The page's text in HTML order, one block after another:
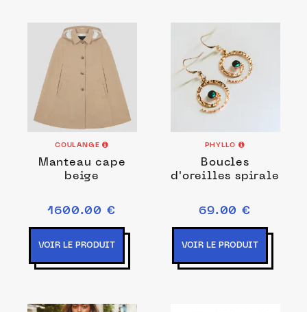
COULANGE
Manteau cape
beige
1600.00 €
VOIR LE PRODUIT
PHYLLO
Boucles
d'oreilles spirale
69.00 €
VOIR LE PRODUIT